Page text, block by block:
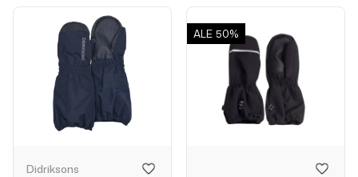
Didriksons
ALE 50%